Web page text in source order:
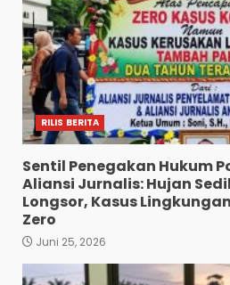
RILIS BERITA
Sentil Penegakan Hukum
Aliansi Jurnalis: Hujan
Longsor, Kasus
Zero
Juni 25, 2026